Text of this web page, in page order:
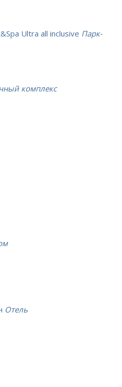
Ultra all inclusive Парк-
комплекс
Отель